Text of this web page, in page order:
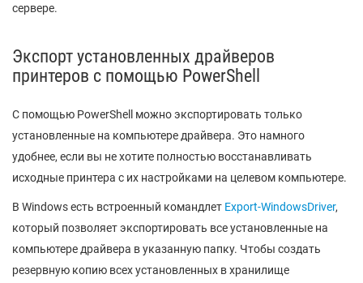
сервере.
Экспорт установленных драйверов
принтеров с помощью PowerShell
С помощью PowerShell можно экспортировать только
установленные на компьютере драйвера. Это намного
удобнее, если вы не хотите полностью восстанавливать
исходные принтера с их настройками на целевом компьютере.
В Windows есть встроенный командлет Export-WindowsDriver,
который позволяет экспортировать все установленные на
компьютере драйвера в указанную папку. Чтобы создать
резервную копию всех установленных в хранилище